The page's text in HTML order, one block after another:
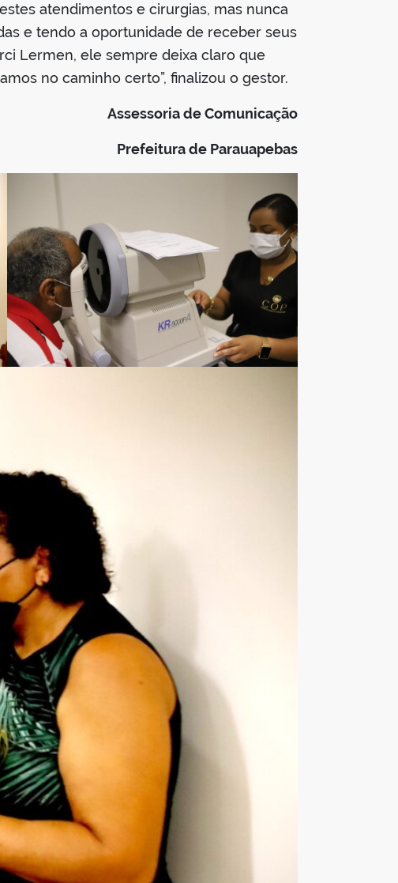
atendimentos e cirurgias, mas nunca
e tendo a oportunidade de receber seus
Lermen, ele sempre deixa claro que
no caminho certo”, finalizou o gestor.
Assessoria de Comunicação
Prefeitura de Parauapebas